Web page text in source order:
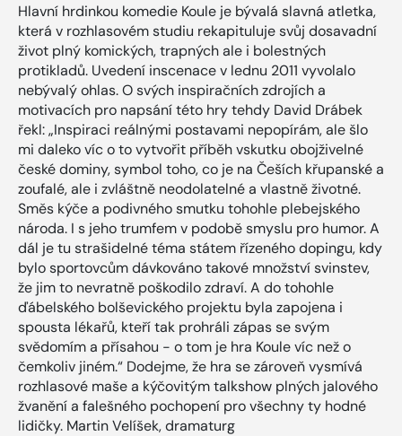
Hlavní hrdinkou komedie Koule je bývalá slavná atletka,
která v rozhlasovém studiu rekapituluje svůj dosavadní
život plný komických, trapných ale i bolestných
protikladů. Uvedení inscenace v lednu 2011 vyvolalo
nebývalý ohlas. O svých inspiračních zdrojích a
motivacích pro napsání této hry tehdy David Drábek
řekl: „Inspiraci reálnými postavami nepopírám, ale šlo
mi daleko víc o to vytvořit příběh vskutku obojživelné
české dominy, symbol toho, co je na Češích křupanské a
zoufalé, ale i zvláštně neodolatelné a vlastně životné.
Směs kýče a podivného smutku tohohle plebejského
národa. I s jeho trumfem v podobě smyslu pro humor. A
dál je tu strašidelné téma státem řízeného dopingu, kdy
bylo sportovcům dávkováno takové množství svinstev,
že jim to nevratně poškodilo zdraví. A do tohohle
ďábelského bolševického projektu byla zapojena i
spousta lékařů, kteří tak prohráli zápas se svým
svědomím a přísahou - o tom je hra Koule víc než o
čemkoliv jiném.“ Dodejme, že hra se zároveň vysmívá
rozhlasové maše a kýčovitým talkshow plných jalového
žvanění a falešného pochopení pro všechny ty hodné
lidičky. Martin Velíšek, dramaturg